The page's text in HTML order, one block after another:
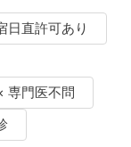
日直許可あり
専門医不問